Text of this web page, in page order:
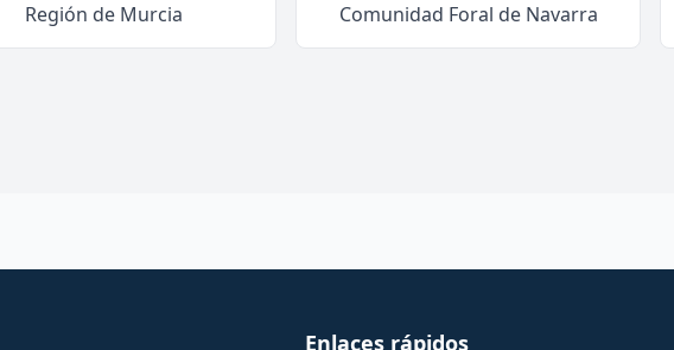
Región de Murcia Comunidad Foral de Navarra
Enlaces rápidos